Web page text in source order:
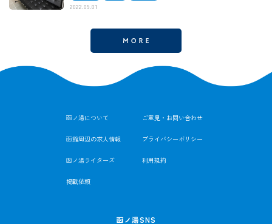
2022.09.01
函ノ湯について
函館周辺の求人情報
函ノ湯ライターズ
掲載依頼
ご意見・お問い合わせ
プライバシーポリシー
利用規約
函ノ湯SNS